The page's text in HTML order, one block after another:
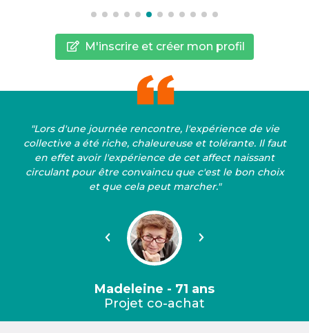
M'inscrire et créer mon profil
"Lors d'une journée rencontre, l'expérience de vie
collective a été riche, chaleureuse et tolérante. Il faut
en effet avoir l'expérience de cet affect naissant
circulant pour être convaincu que c'est le bon choix
et que cela peut marcher."
Précédent Suivant
Madeleine - 71 ans
Projet co-achat